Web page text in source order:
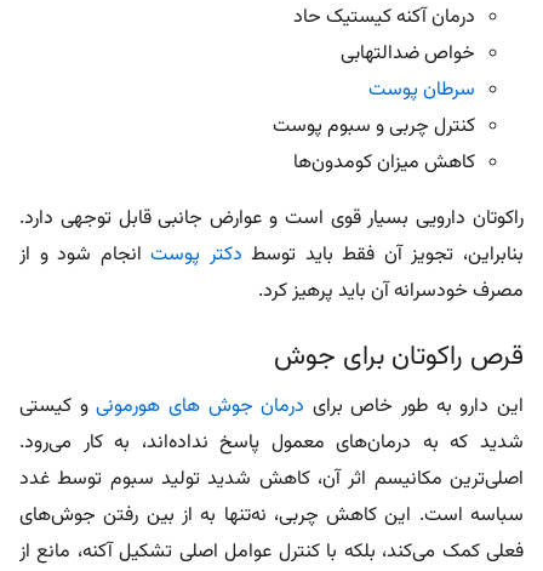
درمان آکنه کیستیک حاد
خواص ضدالتهابی
سرطان پوست
کنترل چربی و سبوم پوست
کاهش میزان کومدون‌ها
راکوتان دارویی بسیار قوی است و عوارض جانبی قابل توجهی دارد.
بنابراین، تجویز آن فقط باید توسط دکتر پوستانجام شود و از
مصرف خودسرانه آن باید پرهیز کرد.
قرص راکوتان برای جوش
این دارو به‌ طور خاص برای درمان جوش های هورمونیو کیستی
شدید که به درمان‌های معمول پاسخ نداده‌اند، به کار می‌رود.
اصلی‌ترین مکانیسم اثر آن، کاهش شدید تولید سبوم توسط غدد
سباسه است. این کاهش چربی، نه‌تنها به از بین رفتن جوش‌های
فعلی کمک می‌کند، بلکه با کنترل عوامل اصلی تشکیل آکنه، مانع از